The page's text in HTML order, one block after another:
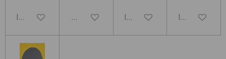
In winkelwagenHoud mij op de hoogteIn winkelwagenIn